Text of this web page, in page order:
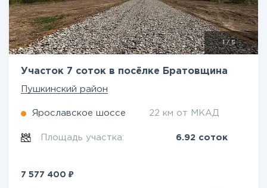
1/5
Участок 7 соток в посёлке Братовщина
Пушкинский район
Ярославское шоссе 22 км от МКАД
Площадь участка: 6.92 соток
7 577 400 ₽